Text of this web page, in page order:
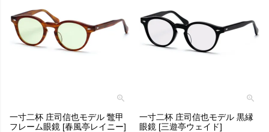
一寸二杯 庄司信也モデル 鼈甲
フレーム眼鏡 [春風亭レイニー]
一寸二杯 庄司信也モデル 黒縁
眼鏡 [三遊亭ウェイド]